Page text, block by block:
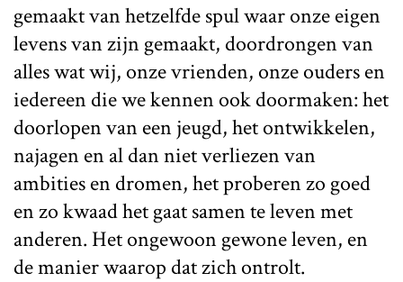
gemaakt van hetzelfde spul waar onze eigen
levens van zijn gemaakt, doordrongen van
alles wat wij, onze vrienden, onze ouders en
iedereen die we kennen ook doormaken: het
doorlopen van een jeugd, het ontwikkelen,
najagen en al dan niet verliezen van
ambities en dromen, het proberen zo goed
en zo kwaad het gaat samen te leven met
anderen. Het ongewoon gewone leven, en
de manier waarop dat zich ontrolt.